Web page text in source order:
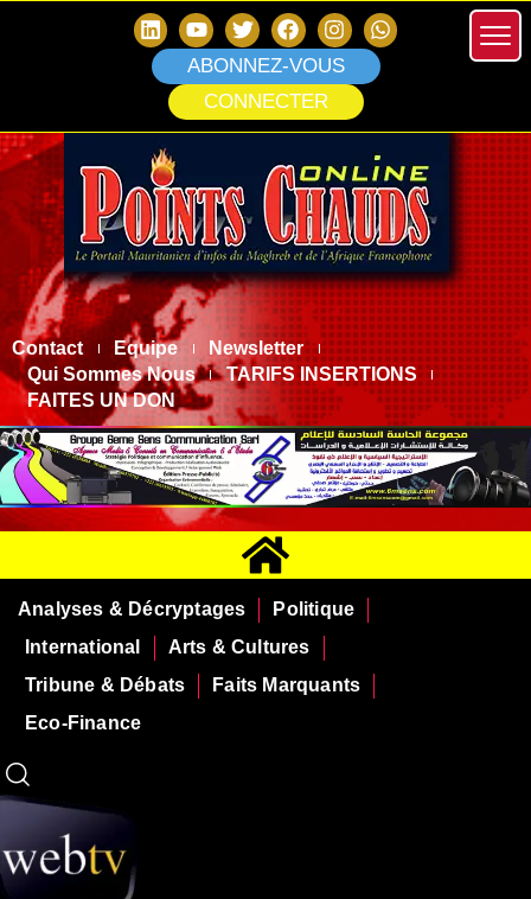
ABONNEZ-VOUS
CONNECTER
Contact Equipe
Newsletter
Qui Sommes Nous
TARIFS INSERTIONS
FAITES UN DON
Analyses & Décryptages
Politique
International
Arts & Cultures
Tribune & Débats
Faits Marquants
Eco-Finance